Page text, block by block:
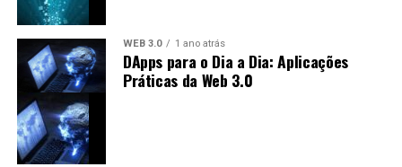
do setor bancário. No entanto, também enfrenta
críticas devido à sua conexão com a Ripple Labs,
tornando-se alvo de debates sobre
descentralização.
Futuro das Criptomoedas: Previsões
para XLM e XRP
WEB 3.0 1 ano atrás
DApps para o Dia a Dia: Aplicações
Práticas da Web 3.0